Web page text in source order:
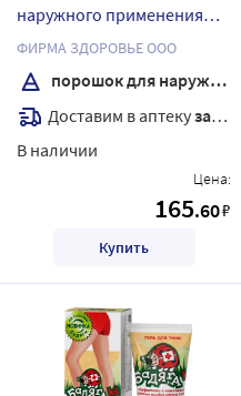
наружного применения
пакет
ФИРМА ЗДОРОВЬЕ ООО
порошок для наружного применения
Доставим в аптекузавтра
В наличии
Цена:
165.60₽
Купить